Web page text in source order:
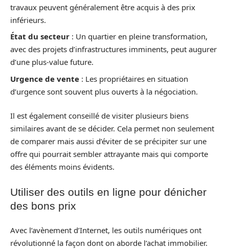
travaux peuvent généralement être acquis à des prix
inférieurs.
État du secteur : Un quartier en pleine transformation,
avec des projets d’infrastructures imminents, peut augurer
d’une plus-value future.
Urgence de vente : Les propriétaires en situation
d’urgence sont souvent plus ouverts à la négociation.
Il est également conseillé de visiter plusieurs biens
similaires avant de se décider. Cela permet non seulement
de comparer mais aussi d’éviter de se précipiter sur une
offre qui pourrait sembler attrayante mais qui comporte
des éléments moins évidents.
Utiliser des outils en ligne pour dénicher
des bons prix
Avec l’avènement d’Internet, les outils numériques ont
révolutionné la façon dont on aborde l’achat immobilier.